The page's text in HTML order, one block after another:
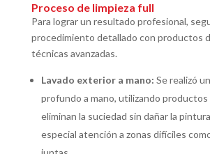
Proceso de limpieza full
Para lograr un resultado profesional,
procedimiento detallado con productos
técnicas avanzadas.
Lavado exterior a mano: Se realizó
profundo a mano, utilizando
eliminan la suciedad sin dañar la
especial atención a zonas difíciles